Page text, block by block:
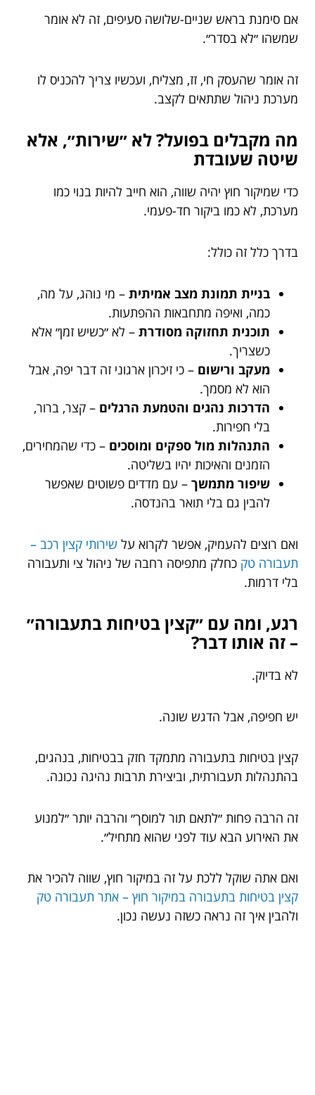
אם סימנת בראש שניים-שלושה סעיפים, זה לא אומר
שמשהו ״לא בסדר״.
זה אומר שהעסק חי, זז, מצליח, ועכשיו צריך להכניס לו
מערכת ניהול שתתאים לקצב.
מה מקבלים בפועל? לא ״שירות״, אלא
שיטה שעובדת
כדי שמיקור חוץ יהיה שווה, הוא חייב להיות בנוי כמו
מערכת, לא כמו ביקור חד-פעמי.
בדרך כלל זה כולל:
בניית תמונת מצב אמיתית – מי נוהג, על מה,
כמה, ואיפה מתחבאות ההפתעות.
תוכנית תחזוקה מסודרת – לא ״כשיש זמן״ אלא
כשצריך.
מעקב ורישום – כי זיכרון ארגוני זה דבר יפה, אבל
הוא לא מסמך.
הדרכות נהגים והטמעת הרגלים – קצר, ברור,
בלי חפירות.
התנהלות מול ספקים ומוסכים – כדי שהמחירים,
הזמנים והאיכות יהיו בשליטה.
שיפור מתמשך – עם מדדים פשוטים שאפשר
להבין גם בלי תואר בהנדסה.
ואם רוצים להעמיק, אפשר לקרוא על שירותי קצין רכב –
תעבורה טק כחלק מתפיסה רחבה של ניהול צי ותעבורה
בלי דרמות.
רגע, ומה עם ״קצין בטיחות בתעבורה״
– זה אותו דבר?
לא בדיוק.
יש חפיפה, אבל הדגש שונה.
קצין בטיחות בתעבורה מתמקד חזק בבטיחות, בנהגים,
בהתנהלות תעבורתית, וביצירת תרבות נהיגה נכונה.
זה הרבה פחות ״לתאם תור למוסך״ והרבה יותר ״למנוע
את האירוע הבא עוד לפני שהוא מתחיל״.
ואם אתה שוקל ללכת על זה במיקור חוץ, שווה להכיר את
קצין בטיחות בתעבורה במיקור חוץ – אתר תעבורה טק
ולהבין איך זה נראה כשזה נעשה נכון.